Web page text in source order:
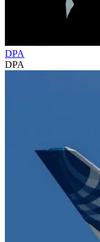
DPA
DPA